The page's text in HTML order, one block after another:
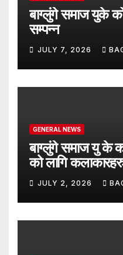
बाग्लुंगे समाज युके
सम्पन्न
JULY 7, 2026
GENERAL NEWS
बाग्लुंगे समाज यु के
को लागि
JULY 2, 2026